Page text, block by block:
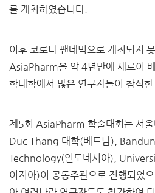
를 개최하였습니다.
이후 코로나 팬데믹으로 개최되지
AsiaPharm을 약 4년만에 새로이
학대학에서 많은 연구자들이 참석
제5회 AsiaPharm 학술대회는 서
Duc Thang 대학(베트남),
Technology(인도네시아),
이지아)이 공동주관으로 진행되었